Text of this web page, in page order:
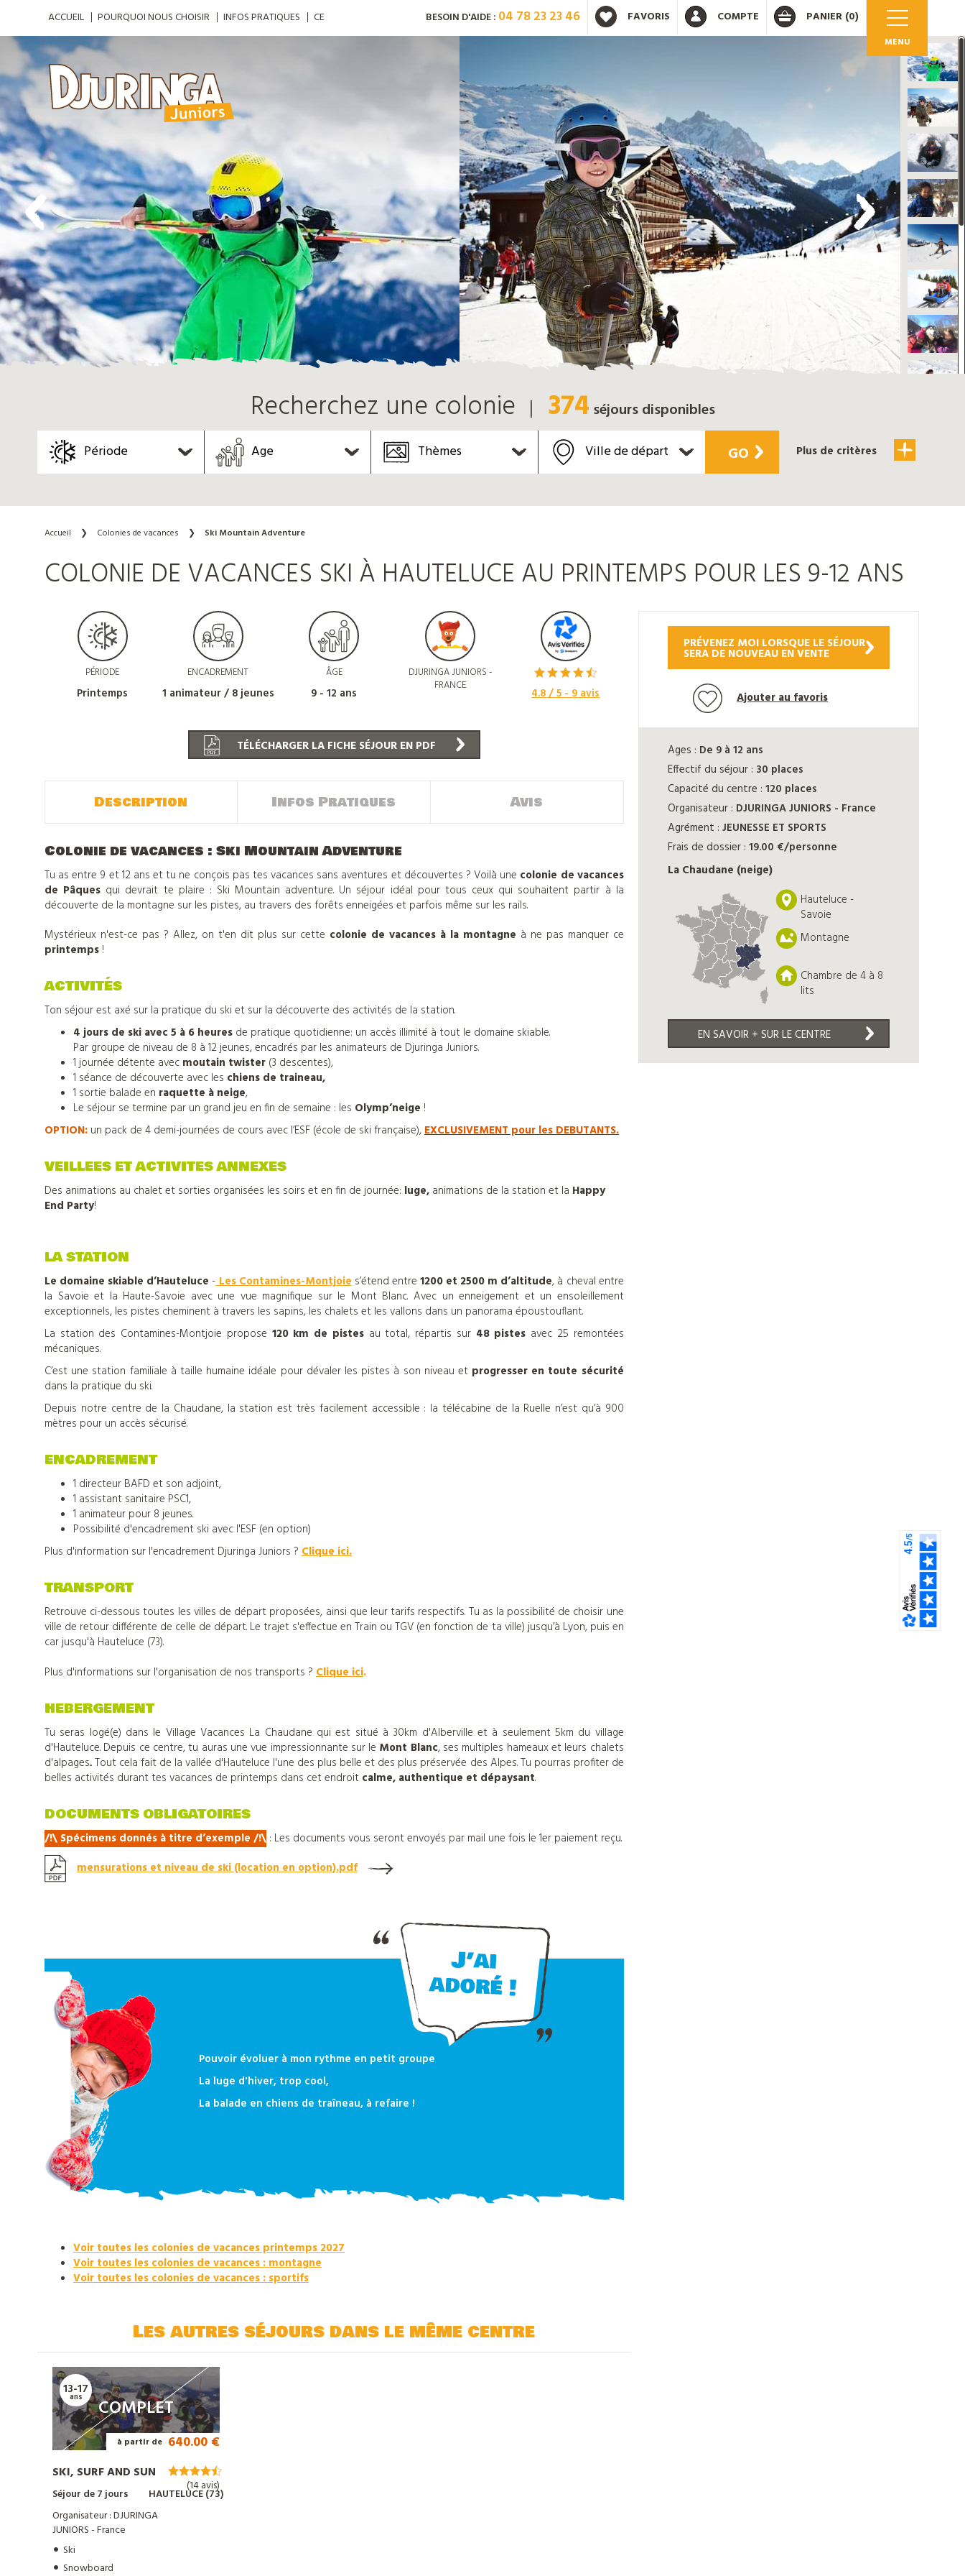
MENU
PANIER (0)
COMPTE
OK
Mot de passe oublié ?
Nouveau client ? Créez votre compte
FAVORIS
BESOIN D'AIDE : 04 78 23 23 46
ACCUEIL POURQUOI NOUS CHOISIR INFOS PRATIQUES CE
colonies
vacances
centres
d'hébergements
Informations
pratiques
Tout
Djuringa
actualités
Contact
catalogue
Recherchez une colonie 374 séjoursdisponibles
Période Age Thèmes Ville de départ GO Plus de critères
Accueil ❯ Colonies de vacances ❯ Ski Mountain Adventure
COLONIE DE VACANCES SKI À HAUTELUCE AU PRINTEMPS POUR LES 9-12 ANS
PÉRIODE
Printemps
ENCADREMENT
1 animateur / 8 jeunes
ÂGE
9 - 12 ans
DJURINGA JUNIORS -
FRANCE
4.8/ 5 -9avis
TÉLÉCHARGER LA FICHE SÉJOUR EN PDF
Description Infos Pratiques Avis
Colonie de vacances : Ski Mountain Adventure
Tu as entre 9 et 12 ans et tu ne conçois pas tes vacances sans aventures et découvertes ? Voilà une colonie de vacances
de Pâques qui devrait te plaire : Ski Mountain adventure. Un séjour idéal pour tous ceux qui souhaitent partir à la
découverte de la montagne sur les pistes, au travers des forêts enneigées et parfois même sur les rails.
Mystérieux n'est-ce pas ? Allez, on t'en dit plus sur cette colonie de vacances à la montagne à ne pas manquer ce
printemps !
ACTIVITÉS
Ton séjour est axé sur la pratique du ski et sur la découverte des activités de la station.
4 jours de ski avec 5 à 6 heures de pratique quotidienne: un accès illimité à tout le domaine skiable.
Par groupe de niveau de 8 à 12 jeunes, encadrés par les animateurs de Djuringa Juniors.
1 journée détente avec moutain twister (3 descentes),
1 séance de découverte avec les chiens de traineau,
1 sortie balade en raquette à neige,
Le séjour se termine par un grand jeu en fin de semaine : les Olymp’neige !
OPTION: un pack de 4 demi-journées de cours avec l’ESF (école de ski française),EXCLUSIVEMENT pour les DEBUTANTS.
VEILLEES ET ACTIVITES ANNEXES
Des animations au chalet et sorties organisées les soirs et en fin de journée: luge, animations de la station et la Happy
End Party!
LA STATION
Le domaine skiable d’Hauteluce -Les Contamines-Montjoies’étend entre 1200 et 2500 m d’altitude, à cheval entre
la Savoie et la Haute-Savoie avec une vue magnifique sur le Mont Blanc. Avec un enneigement et un ensoleillement
exceptionnels, les pistes cheminent à travers les sapins, les chalets et les vallons dans un panorama époustouflant.
La station des Contamines-Montjoie propose 120 km de pistesau total, répartis sur 48 pistes avec 25 remontées
mécaniques.
C’est une station familiale à taille humaine idéale pour dévaler les pistes à son niveau et progresser en toute sécurité
dans la pratique du ski.
Depuis notre centre de la Chaudane, la station est très facilement accessible : la télécabine de la Ruelle n’est qu’à 900
mètres pour un accès sécurisé.
ENCADREMENT
1 directeur BAFD et son adjoint,
1 assistant sanitaire PSC1,
1 animateur pour 8 jeunes.
Possibilité d'encadrement ski avec l'ESF (en option)
Plus d'information sur l'encadrement Djuringa Juniors ? Clique ici.
TRANSPORT
Retrouve ci-dessous toutes les villes de départ proposées, ainsi que leur tarifs respectifs. Tu as la possibilité de choisir une
ville de retour différente de celle de départ. Le trajet s'effectue en Train ou TGV (en fonction de ta ville) jusqu’à Lyon, puis en
car jusqu'à Hauteluce (73).
Plus d'informations sur l'organisation de nos transports ? Clique ici.
HEBERGEMENT
Tu seras logé(e) dans le Village Vacances La Chaudane qui est situé à 30km d'Alberville et à seulement 5km du village
d'Hauteluce. Depuis ce centre, tu auras une vue impressionnante sur le Mont Blanc, ses multiples hameaux et leurs chalets
d'alpages... Tout cela fait de la vallée d'Hauteluce l'une des plus belle et des plus préservée des Alpes. Tu pourras profiter de
belles activités durant tes vacances de printemps dans cet endroit calme, authentique et dépaysant.
DOCUMENTS OBLIGATOIRES
/!\ Spécimens donnés à titre d’exemple /!\ : Les documents vous seront envoyés par mail une fois le 1er paiement reçu.
mensurations et niveau de ski (location en option).pdf
Pouvoir évoluer à mon rythme en petit groupe
La luge d'hiver, trop cool,
La balade en chiens de traîneau, à refaire !
Voir toutes les colonies de vacances printemps 2027
Voir toutes les colonies de vacances : montagne
Voir toutes les colonies de vacances : sportifs
Les autres séjours dans le même centre
COMPLET
13-17
ans
à partir de 640.00 €
SKI, SURF AND SUN
Séjour de 7 jours
HAUTELUCE (73)
Organisateur : DJURINGA
JUNIORS - France
Ski
Snowboard
(14 avis)
PRÉVENEZ MOI LORSQUE LE SÉJOUR
SERA DE NOUVEAU EN VENTE
Ajouter au favoris
Ages : De 9 à 12 ans
Effectif du séjour : 30 places
Capacité du centre : 120 places
Organisateur : DJURINGA JUNIORS - France
Agrément : JEUNESSE ET SPORTS
Frais de dossier : 19.00 €/personne
La Chaudane (neige)
Hauteluce -
Savoie
Montagne
Chambre de 4 à 8
lits
EN SAVOIR + SUR LE CENTRE